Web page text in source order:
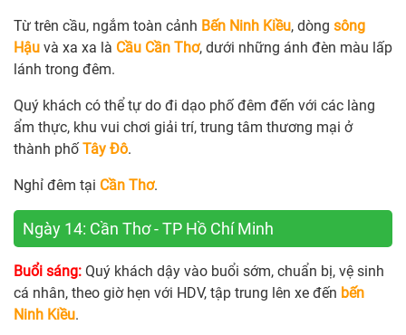
Từ trên cầu, ngắm toàn cảnh Bến Ninh Kiều, dòng sông
Hậu và xa xa là Cầu Cần Thơ, dưới những ánh đèn màu lấp
lánh trong đêm.
Quý khách có thể tự do đi dạo phố đêm đến với các làng
ẩm thực, khu vui chơi giải trí, trung tâm thương mại ở
thành phố Tây Đô.
Nghỉ đêm tại Cần Thơ.
Ngày 14: Cần Thơ - TP Hồ Chí Minh
Buổi sáng: Quý khách dậy vào buổi sớm, chuẩn bị, vệ sinh
cá nhân, theo giờ hẹn với HDV, tập trung lên xe đến bến
Ninh Kiều.